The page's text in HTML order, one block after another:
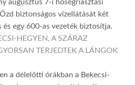
augusztus 7-i hőségriasztási
biztonságos vízellátását két
és egy 600-as vezeték biztosítja.
HEGYEN, A SZÁRAZ
TERJEDTEK A LÁNGOK
a délelőtti órákban a Bekecsi-